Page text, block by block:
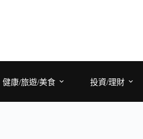
健康/旅遊/美食 投資/理財